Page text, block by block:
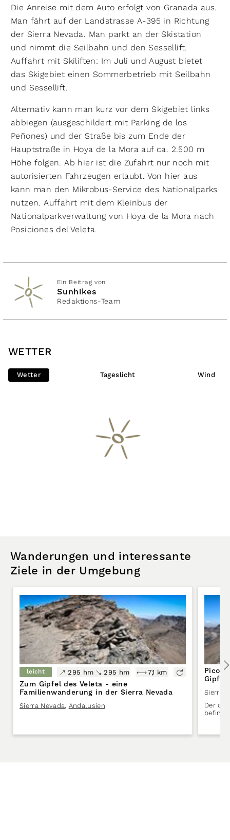
Die Anreise mit dem Auto erfolgt von Granada aus.
Man fährt auf der Landstrasse A-395 in Richtung
der Sierra Nevada. Man parkt an der Skistation
und nimmt die Seilbahn und den Sessellift.
Auffahrt mit Skiliften: Im Juli und August bietet
das Skigebiet einen Sommerbetrieb mit Seilbahn
und Sessellift.
Alternativ kann man kurz vor dem Skigebiet links
abbiegen (ausgeschildert mit Parking de los
Peñones) und der Straße bis zum Ende der
Hauptstraße in Hoya de la Mora auf ca. 2.500 m
Höhe folgen. Ab hier ist die Zufahrt nur noch mit
autorisierten Fahrzeugen erlaubt. Von hier aus
kann man den Mikrobus-Service des Nationalparks
nutzen. Auffahrt mit dem Kleinbus der
Nationalparkverwaltung von Hoya de la Mora nach
Posiciones del Veleta.
Ein Beitrag von
Sunhikes
Redaktions-Team
WETTER
Wetter Tageslicht Wind
Wanderungen und interessante
Ziele in der Umgebung
leicht 295 hm 295 hm 7,1 km
Zum Gipfel des Veleta - eine
Familienwanderung in der Sierra Nevada
Sierra Nevada, Andalusien
Pico
Gipfel
Sierra
Der